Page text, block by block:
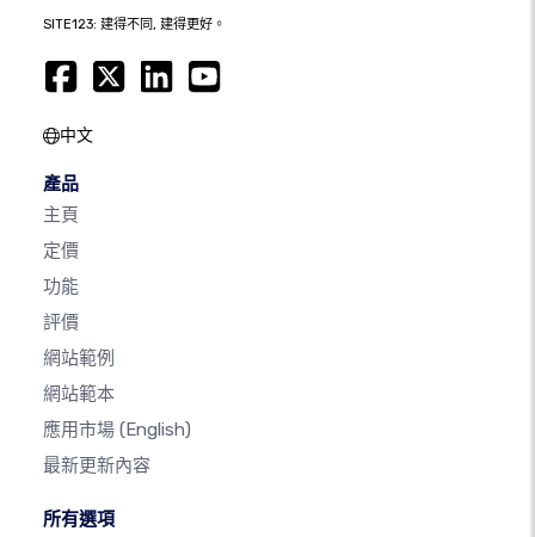
SITE123: 建得不同, 建得更好。
中文
產品
主頁
定價
功能
評價
網站範例
網站範本
應用市場 (English)
最新更新內容
所有選項